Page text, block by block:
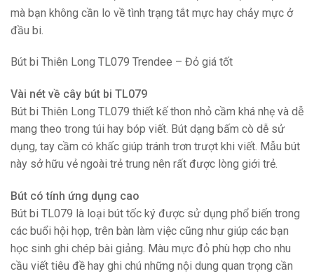
mà bạn không cần lo về tình trạng tắt mực hay chảy mực ở
đầu bi.
Bút bi Thiên Long TL079 Trendee – Đỏ giá tốt
Vài nét về cây bút bi TL079
Bút bi Thiên Long TL079 thiết kế thon nhỏ cầm khá nhẹ và dễ
mang theo trong túi hay bóp viết. Bút dạng bấm cò dễ sử
dụng, tay cầm có khấc giúp tránh trơn trượt khi viết. Mẫu bút
này sở hữu vẻ ngoài trẻ trung nên rất được lòng giới trẻ.
Bút có tính ứng dụng cao
Bút bi TL079 là loại bút tốc ký được sử dụng phổ biến trong
các buổi hội họp, trên bàn làm việc cũng như giúp các bạn
học sinh ghi chép bài giảng. Màu mực đỏ phù hợp cho nhu
cầu viết tiêu đề hay ghi chú những nội dung quan trọng cần